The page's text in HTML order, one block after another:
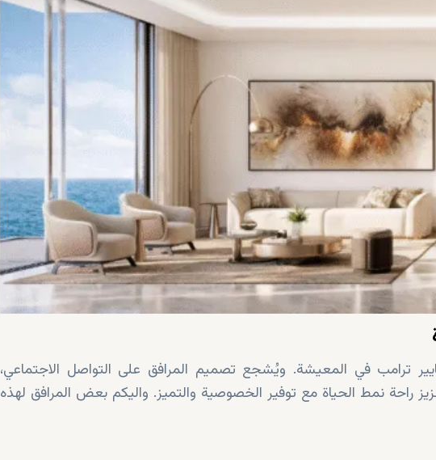
ترامب في المعيشة. ويُشجع تصميم المرافق على التواصل الاجتماعي،
راحة نمط الحياة مع توفير الخصوصية والتميز. واليكم بعض المرافق لهذه